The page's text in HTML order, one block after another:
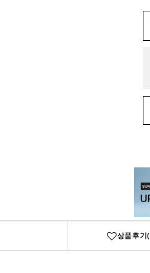
상품후기(